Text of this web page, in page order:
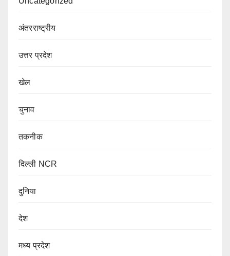
अंतरराष्ट्रीय
उत्तर प्रदेश
खेल
चुनाव
तकनीक
दिल्ली NCR
दुनिया
देश
मध्य प्रदेश